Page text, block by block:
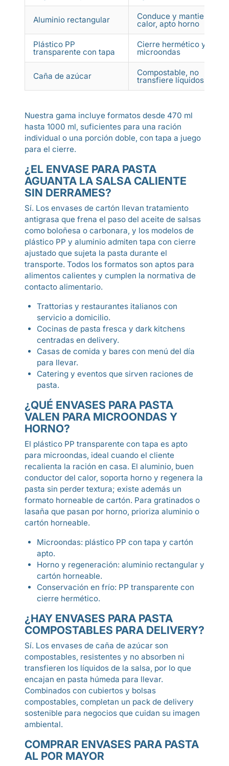
Aluminio rectangular Conduce y mantiene el
calor, apto horno
Plástico PP
transparente con tapa
Cierre hermético y apto
microondas
Caña de azúcar Compostable, no
transfiere líquidos
Nuestra gama incluye formatos desde 470 ml
hasta 1000 ml, suficientes para una ración
individual o una porción doble, con tapa a juego
para el cierre.
¿EL ENVASE PARA PASTA
AGUANTA LA SALSA CALIENTE
SIN DERRAMES?
Sí. Los envases de cartón llevan tratamiento
antigrasa que frena el paso del aceite de salsas
como boloñesa o carbonara, y los modelos de
plástico PP y aluminio admiten tapa con cierre
ajustado que sujeta la pasta durante el
transporte. Todos los formatos son aptos para
alimentos calientes y cumplen la normativa de
contacto alimentario.
Trattorias y restaurantes italianos con
servicio a domicilio.
Cocinas de pasta fresca y dark kitchens
centradas en delivery.
Casas de comida y bares con menú del día
para llevar.
Catering y eventos que sirven raciones de
pasta.
¿QUÉ ENVASES PARA PASTA
VALEN PARA MICROONDAS Y
HORNO?
El plástico PP transparente con tapa es apto
para microondas, ideal cuando el cliente
recalienta la ración en casa. El aluminio, buen
conductor del calor, soporta horno y regenera la
pasta sin perder textura; existe además un
formato horneable de cartón. Para gratinados o
lasaña que pasan por horno, prioriza aluminio o
cartón horneable.
Microondas: plástico PP con tapa y cartón
apto.
Horno y regeneración: aluminio rectangular y
cartón horneable.
Conservación en frío: PP transparente con
cierre hermético.
¿HAY ENVASES PARA PASTA
COMPOSTABLES PARA DELIVERY?
Sí. Los envases de caña de azúcar son
compostables, resistentes y no absorben ni
transfieren los líquidos de la salsa, por lo que
encajan en pasta húmeda para llevar.
Combinados con cubiertos y bolsas
compostables, completan un pack de delivery
sostenible para negocios que cuidan su imagen
ambiental.
COMPRAR ENVASES PARA PASTA
AL POR MAYOR